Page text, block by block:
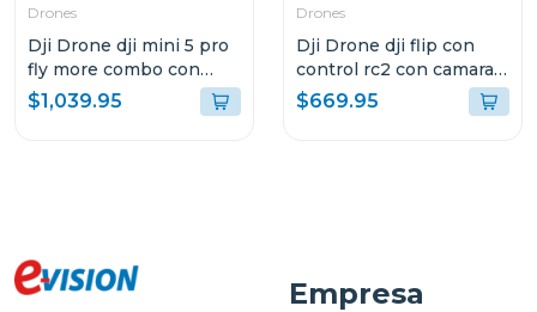
Drones
Dji Drone dji mini 5 pro
fly more combo con
control remoto rc-n3
$1,039.95
Drones
Dji Drone dji flip con
control rc2 con camara
4k uhd
$669.95
Empresa